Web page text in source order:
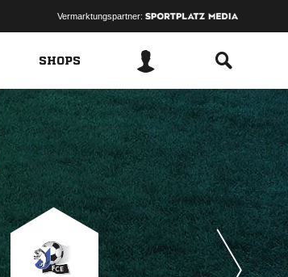
Vermarktungspartner:
SHOPS